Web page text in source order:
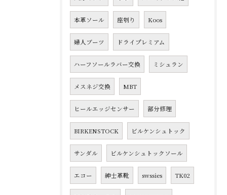
本革ソール 座刳り Koos
婦人ブーツ ドライプレミアム
ハーフソールラバー交換 ミシュラン
メスネジ交換 MBT
ヒールエッジセンサー 部分修理
BIRKENSTOCK ビルケンシュトック
サンダル ビルケンシュトックソール
エコー 紳士革靴 swssies TK02